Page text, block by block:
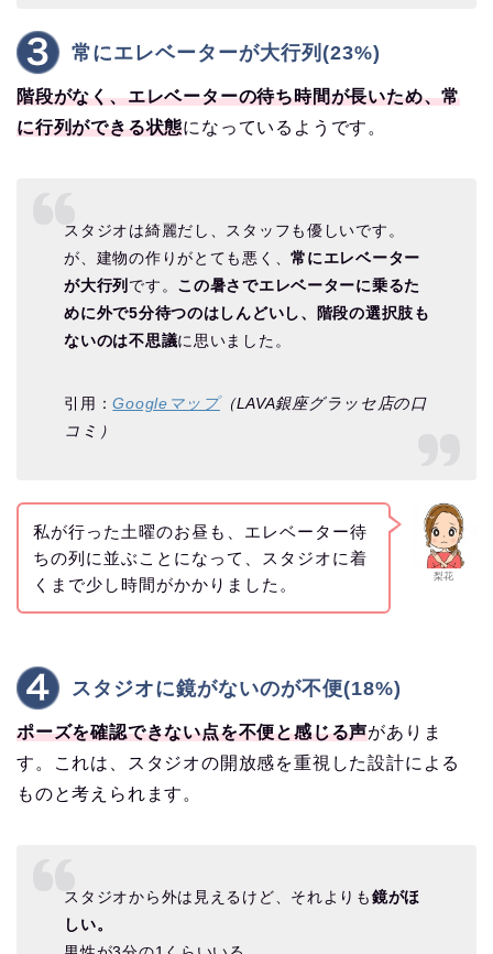
常にエレベーターが大行列(23%)
階段がなく、エレベーターの待ち時間が長いため、常
に行列ができる状態になっているようです。
スタジオは綺麗だし、スタッフも優しいです。
が、建物の作りがとても悪く、常にエレベーター
が大行列 です。 この暑さでエレベーターに乗るた
めに外で5分待つのはしんどいし、階段の選択肢も
ないのは不思議に思いました。
引用：Googleマップ（LAVA銀座グラッセ店の口
コミ）
梨花
私が行った土曜のお昼も、エレベーター待
ちの列に並ぶことになって、スタジオに着
くまで少し時間がかかりました。
スタジオに鏡がないのが不便(18%)
ポーズを確認できない点を不便と感じる声がありま
す。これは、スタジオの開放感を重視した設計による
ものと考えられます。
スタジオから外は見えるけど、それよりも鏡がほ
しい。